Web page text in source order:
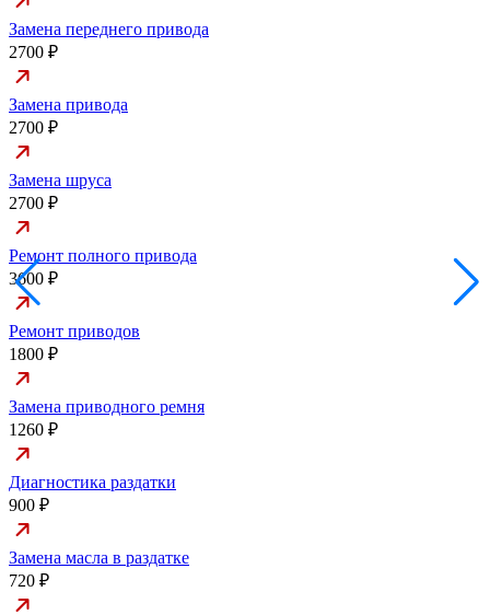
Замена переднего привода
2700 ₽
Замена привода
2700 ₽
Замена шруса
2700 ₽
Ремонт полного привода
3600 ₽
Ремонт приводов
1800 ₽
Замена приводного ремня
1260 ₽
Диагностика раздатки
900 ₽
Замена масла в раздатке
720 ₽